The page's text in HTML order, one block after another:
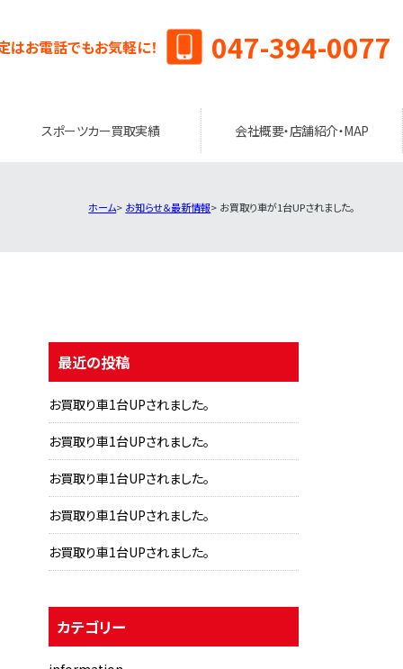
はお電話でもお気軽に！ 047-394-0077
スポーツカー買取実績 会社概要・店舗紹介・MAP
ホーム お知らせ＆最新情報 お買取り車が1台UPされました。
最近の投稿
お買取り車1台UPされました。
お買取り車1台UPされました。
お買取り車1台UPされました。
お買取り車1台UPされました。
お買取り車1台UPされました。
カテゴリー